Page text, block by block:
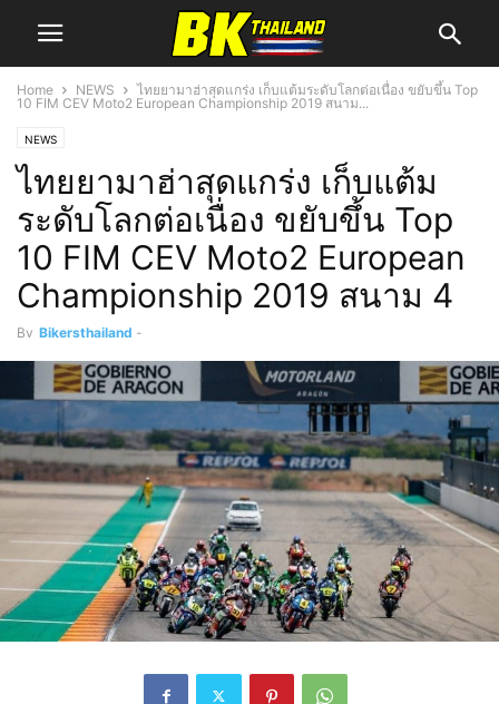
Home NEWS
ไทยยามาฮ่าสุดแกร่ง เก็บแต้มระดับโลกต่อเนื่อง ขยับขึ้น Top
10 FIM CEV Moto2 European Championship 2019 สนาม...
NEWS
ไทยยามาฮ่าสุดแกร่ง เก็บแต้ม
ระดับโลกต่อเนื่อง ขยับขึ้น Top
10 FIM CEV Moto2 European
Championship 2019 สนาม 4
By Bikersthailand -